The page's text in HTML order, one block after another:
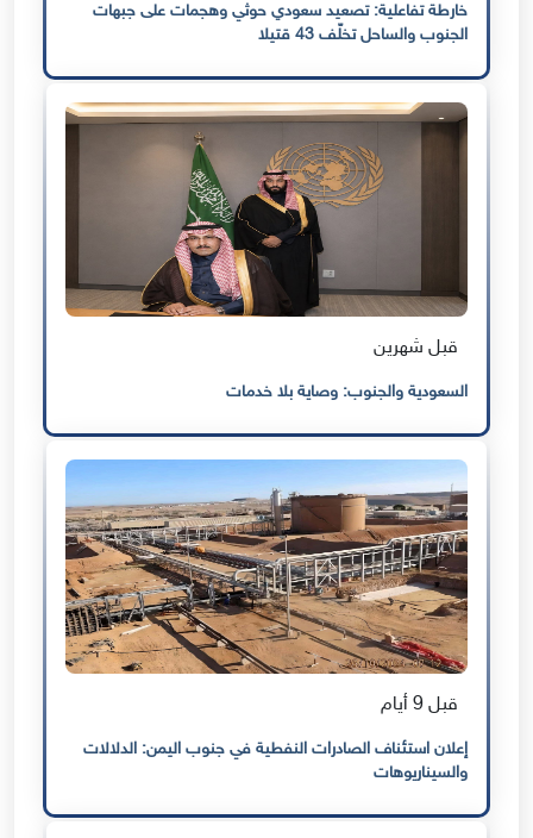
خارطة تفاعلية: تصعيد سعودي حوثي وهجمات على جبهات
الجنوب والساحل تخلّف 43 قتيلا
قبل شهرين
السعودية والجنوب: وصاية بلا خدمات
قبل 9 أيام
إعلان استئناف الصادرات النفطية في جنوب اليمن: الدلالات
والسيناريوهات